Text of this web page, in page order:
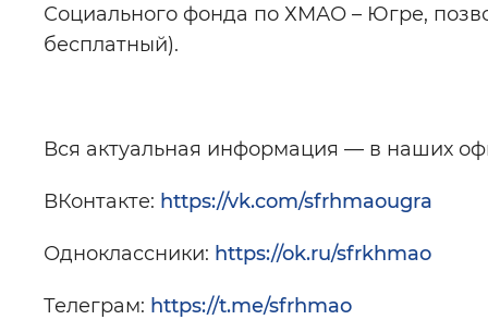
Социального фонда по ХМАО – Югре,
бесплатный).
Вся актуальная информация — в наших
ВКонтакте: https://vk.com/sfrhmaougra
Одноклассники: https://ok.ru/sfrkhmao
Телеграм: https://t.me/sfrhmao